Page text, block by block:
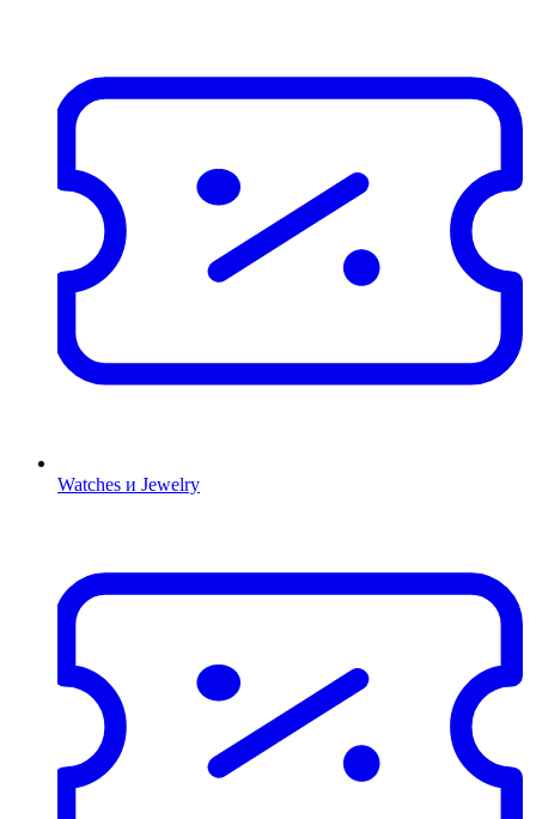
Watches и Jewelry